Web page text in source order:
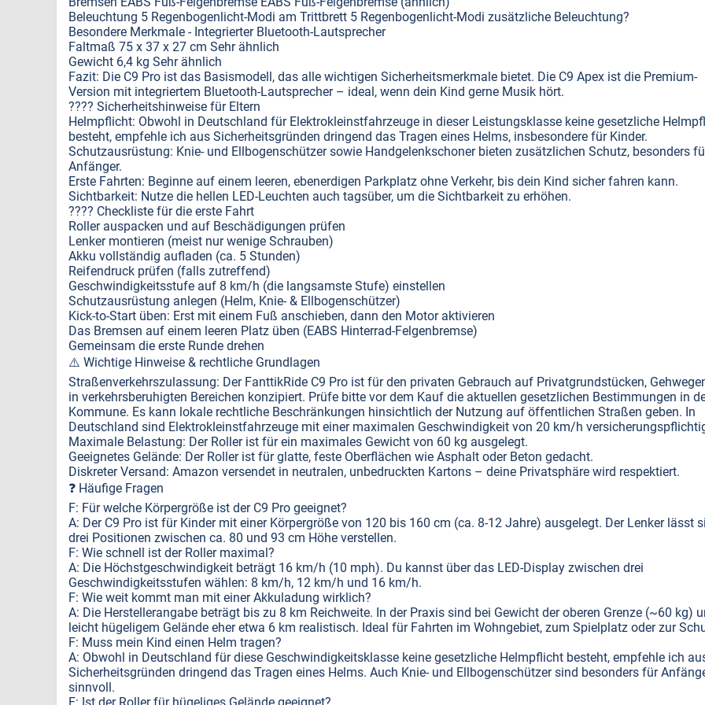
Beleuchtung 5 Regenbogenlicht-Modi am Trittbrett 5 Regenbogenlicht-Modi zusätzliche Beleuchtung?
Besondere Merkmale - Integrierter Bluetooth-Lautsprecher
Faltmaß 75 x 37 x 27 cm Sehr ähnlich
Gewicht 6,4 kg Sehr ähnlich
Fazit: Die C9 Pro ist das Basismodell, das alle wichtigen Sicherheitsmerkmale bietet. Die C9 Apex ist die Premium-
Version mit integriertem Bluetooth-Lautsprecher – ideal, wenn dein Kind gerne Musik hört.
???? Sicherheitshinweise für Eltern
Helmpflicht: Obwohl in Deutschland für Elektrokleinstfahrzeuge in dieser Leistungsklasse keine gesetzliche
besteht, empfehle ich aus Sicherheitsgründen dringend das Tragen eines Helms, insbesondere für Kinder.
Schutzausrüstung: Knie- und Ellbogenschützer sowie Handgelenkschoner bieten zusätzlichen Schutz, besonders
Anfänger.
Erste Fahrten: Beginne auf einem leeren, ebenerdigen Parkplatz ohne Verkehr, bis dein Kind sicher fahren kann.
Sichtbarkeit: Nutze die hellen LED-Leuchten auch tagsüber, um die Sichtbarkeit zu erhöhen.
???? Checkliste für die erste Fahrt
Roller auspacken und auf Beschädigungen prüfen
Lenker montieren (meist nur wenige Schrauben)
Akku vollständig aufladen (ca. 5 Stunden)
Reifendruck prüfen (falls zutreffend)
Geschwindigkeitsstufe auf 8 km/h (die langsamste Stufe) einstellen
Schutzausrüstung anlegen (Helm, Knie- & Ellbogenschützer)
Kick-to-Start üben: Erst mit einem Fuß anschieben, dann den Motor aktivieren
Das Bremsen auf einem leeren Platz üben (EABS Hinterrad-Felgenbremse)
Gemeinsam die erste Runde drehen
⚠️ Wichtige Hinweise & rechtliche Grundlagen
Straßenverkehrszulassung: Der FanttikRide C9 Pro ist für den privaten Gebrauch auf Privatgrundstücken,
in verkehrsberuhigten Bereichen konzipiert. Prüfe bitte vor dem Kauf die aktuellen gesetzlichen Bestimmungen in
Kommune. Es kann lokale rechtliche Beschränkungen hinsichtlich der Nutzung auf öffentlichen Straßen geben. In
Deutschland sind Elektrokleinstfahrzeuge mit einer maximalen Geschwindigkeit von 20 km/h
Maximale Belastung: Der Roller ist für ein maximales Gewicht von 60 kg ausgelegt.
Geeignetes Gelände: Der Roller ist für glatte, feste Oberflächen wie Asphalt oder Beton gedacht.
Diskreter Versand: Amazon versendet in neutralen, unbedruckten Kartons – deine Privatsphäre wird respektiert.
❓ Häufige Fragen
F: Für welche Körpergröße ist der C9 Pro geeignet?
A: Der C9 Pro ist für Kinder mit einer Körpergröße von 120 bis 160 cm (ca. 8-12 Jahre) ausgelegt. Der Lenker lässt
drei Positionen zwischen ca. 80 und 93 cm Höhe verstellen.
F: Wie schnell ist der Roller maximal?
A: Die Höchstgeschwindigkeit beträgt 16 km/h (10 mph). Du kannst über das LED-Display zwischen drei
Geschwindigkeitsstufen wählen: 8 km/h, 12 km/h und 16 km/h.
F: Wie weit kommt man mit einer Akkuladung wirklich?
A: Die Herstellerangabe beträgt bis zu 8 km Reichweite. In der Praxis sind bei Gewicht der oberen Grenze (~60 kg)
leicht hügeligem Gelände eher etwa 6 km realistisch. Ideal für Fahrten im Wohngebiet, zum Spielplatz oder zur
F: Muss mein Kind einen Helm tragen?
A: Obwohl in Deutschland für diese Geschwindigkeitsklasse keine gesetzliche Helmpflicht besteht, empfehle ich
Sicherheitsgründen dringend das Tragen eines Helms. Auch Knie- und Ellbogenschützer sind besonders für
sinnvoll.